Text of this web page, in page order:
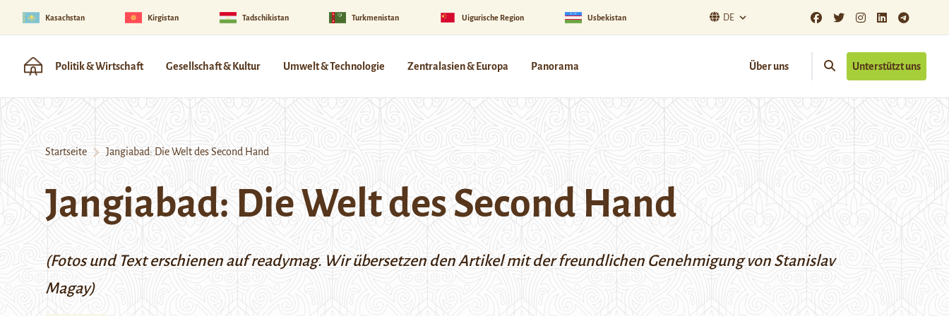
Kasachstan Kirgistan Tadschikistan Turkmenistan Uigurische Region Usbekistan DE
Politik & Wirtschaft Gesellschaft & Kultur Umwelt & Technologie Zentralasien & Europa Panorama Über uns Unterstützt uns
Startseite Jangiabad: Die Welt des Second Hand
Jangiabad: Die Welt des Second Hand
(Fotos und Text erschienen auf readymag. Wir übersetzen den Artikel mit der freundlichen Genehmigung von Stanislav
Magay)